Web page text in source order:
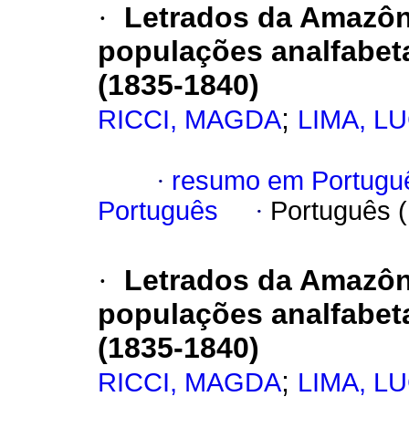
·
Letrados da
populações
(1835-1840)
RICCI, MAGDA; LIMA,
· resumo em
Português
· Português
·
Letrados da
populações
(1835-1840)
RICCI, MAGDA; LIMA,